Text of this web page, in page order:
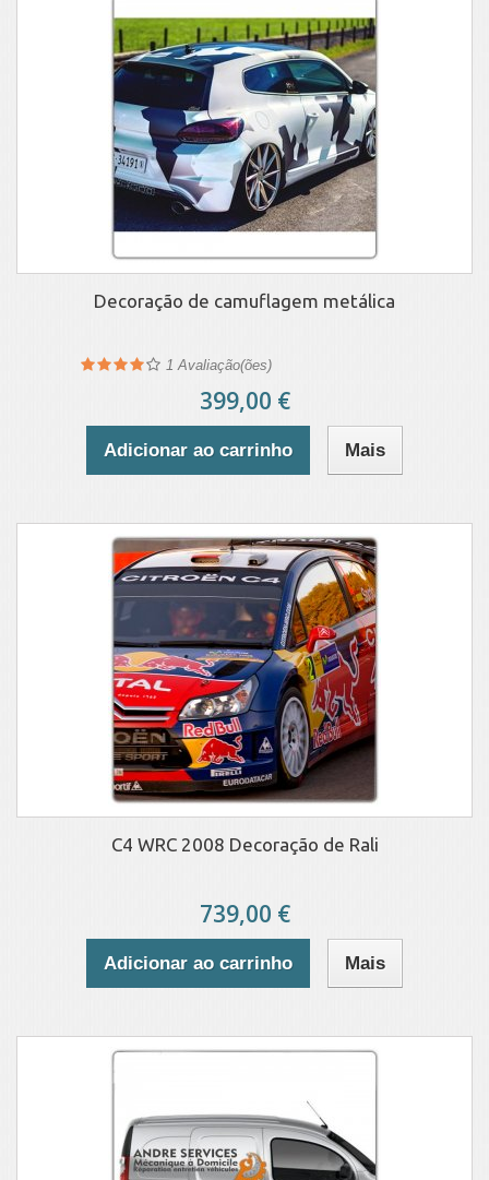
Decoração de camuflagem metálica
1 Avaliação(ões)
399,00 €
Adicionar ao carrinho Mais
C4 WRC 2008 Decoração de Rali
739,00 €
Adicionar ao carrinho Mais